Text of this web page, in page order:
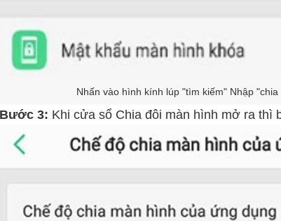
Nhấn vào hình kính lúp "tìm kiếm" Nhập
Bước 3: Khi cửa sổ Chia đôi màn hình mở ra thì